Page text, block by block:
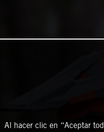
Al hacer clic en “Aceptar